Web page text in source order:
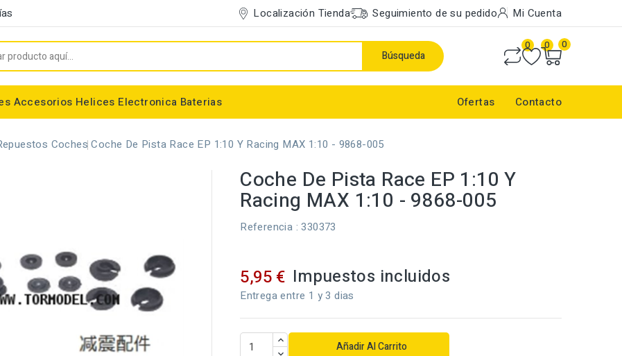
Localización Tienda Seguimiento de su pedido Mi Cuenta
Búsqueda
0 0 0
Accesorios Helices Electronica Baterias Ofertas Contacto
Coches Coche De Pista Race EP 1:10 Y Racing MAX 1:10 - 9868-005
Coche De Pista Race EP 1:10 Y
Racing MAX 1:10 - 9868-005
Referencia : 330373
5,95 € Impuestos incluidos
Entrega entre 1 y 3 dias
Añadir Al Carrito